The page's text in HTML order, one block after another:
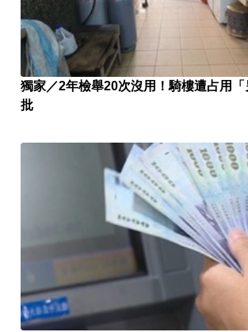
獨家／2年檢舉20次沒用！騎樓遭占用
批